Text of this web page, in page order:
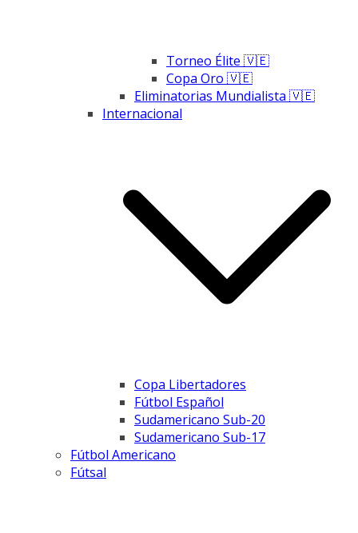
Torneo Élite 🇻🇪
Copa Oro 🇻🇪
Eliminatorias Mundialista 🇻🇪
Internacional
Copa Libertadores
Fútbol Español
Sudamericano Sub-20
Sudamericano Sub-17
Fútbol Americano
Fútsal